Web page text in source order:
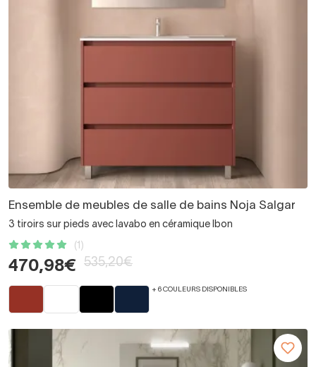
Ensemble de meubles de salle de bains Noja Salgar
3 tiroirs sur pieds avec lavabo en céramique Ibon
(1)
470,98€ 535,20€
+ 6 COULEURS DISPONIBLES